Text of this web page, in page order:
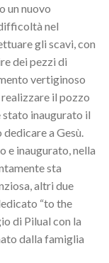
un nuovo
nel
gli scavi, con
dei pezzi di
vertiginoso
il pozzo
stato inaugurato il
a Gesù.
e inaugurato, nella
sta
altri due
“to the
di Pilual con la
dalla famiglia